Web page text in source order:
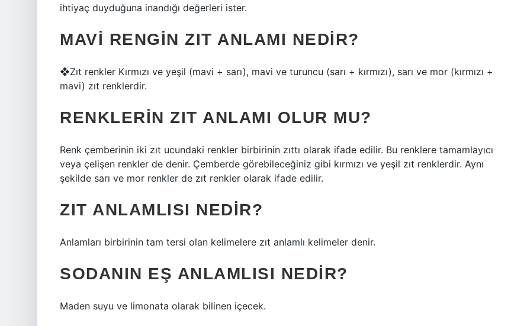
ihtiyaç duyduğuna inandığı değerleri ister.
MAVI RENGIN ZIT ANLAMI NEDIR?
❖Zıt renkler Kırmızı ve yeşil (mavi + sarı), mavi ve turuncu (sarı + kırmızı), sarı ve mor (kırmızı +
mavi) zıt renklerdir.
RENKLERIN ZIT ANLAMI OLUR MU?
Renk çemberinin iki zıt ucundaki renkler birbirinin zıttı olarak ifade edilir. Bu renklere tamamlayıcı
veya çelişen renkler de denir. Çemberde görebileceğiniz gibi kırmızı ve yeşil zıt renklerdir. Aynı
şekilde sarı ve mor renkler de zıt renkler olarak ifade edilir.
ZIT ANLAMLISI NEDIR?
Anlamları birbirinin tam tersi olan kelimelere zıt anlamlı kelimeler denir.
SODANIN EŞ ANLAMLISI NEDIR?
Maden suyu ve limonata olarak bilinen içecek.